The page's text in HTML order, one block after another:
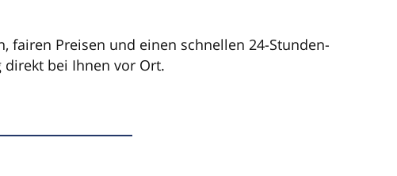
fairen Preisen und einen schnellen 24-Stunden-
direkt bei Ihnen vor Ort.